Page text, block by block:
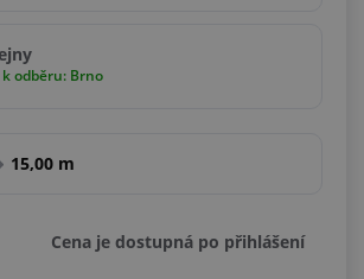
m
odběru: Brno
15,00 m
Cena je dostupná po přihlášení